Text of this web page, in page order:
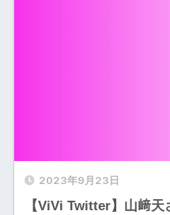
2023年9月23日
【ViVi Twitter】山﨑